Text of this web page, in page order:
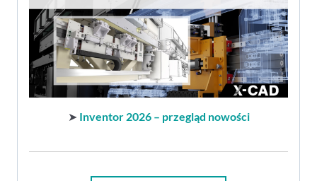
➤ Inventor 2026 – przegląd nowości